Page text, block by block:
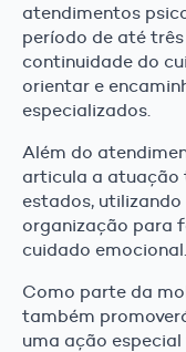
atendimentos
período de até
continuidade do
orientar e
especializados.
Além do
articula a atuação
estados,
organização para
cuidado emocional.
Como parte da
também
uma ação